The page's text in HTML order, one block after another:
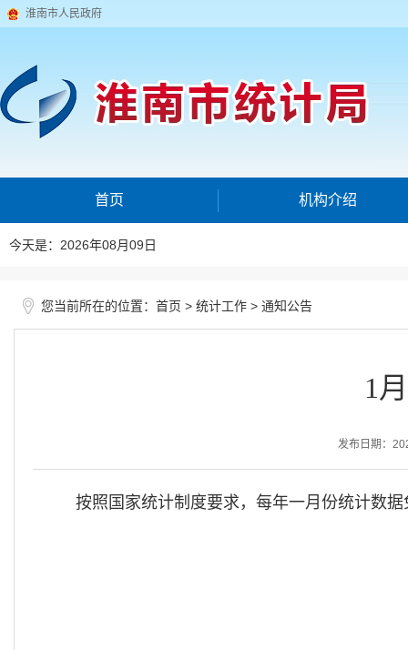
淮南市人民政府
首页 机构介绍
今天是：2026年08月09日
您当前所在的位置： 首页 > 统计工作 > 通知公告
1
发布日期：
按照国家统计制度要求，每年一月份统计数据